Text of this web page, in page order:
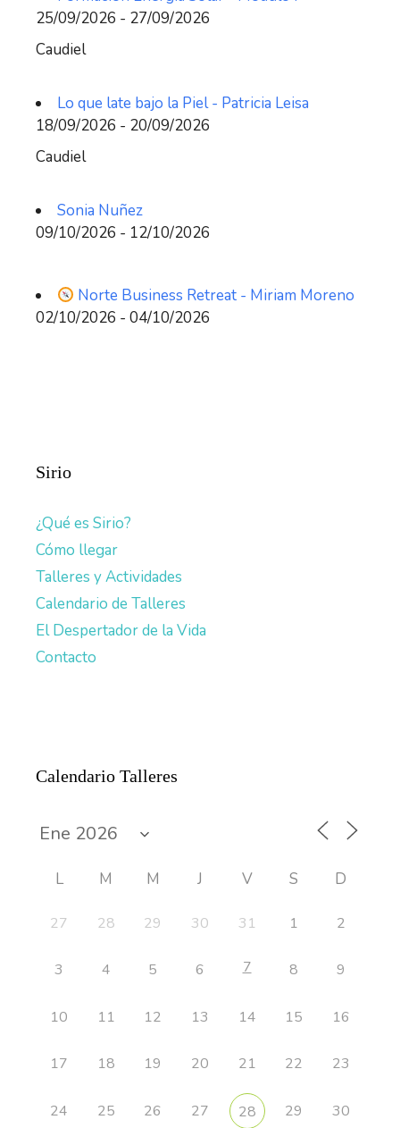
25/09/2026 - 27/09/2026
Caudiel
Lo que late bajo la Piel - Patricia Leisa
18/09/2026 - 20/09/2026
Caudiel
Sonia Nuñez
09/10/2026 - 12/10/2026
Norte Business Retreat - Miriam Moreno
02/10/2026 - 04/10/2026
Sirio
¿Qué es Sirio?
Cómo llegar
Talleres y Actividades
Calendario de Talleres
El Despertador de la Vida
Contacto
Calendario Talleres
L M M J V S D
27 28 29 30 31 1 2
3 4 5 6 7 8 9
10 11 12 13 14 15 16
17 18 19 20 21 22 23
24 25 26 27 28 29 30